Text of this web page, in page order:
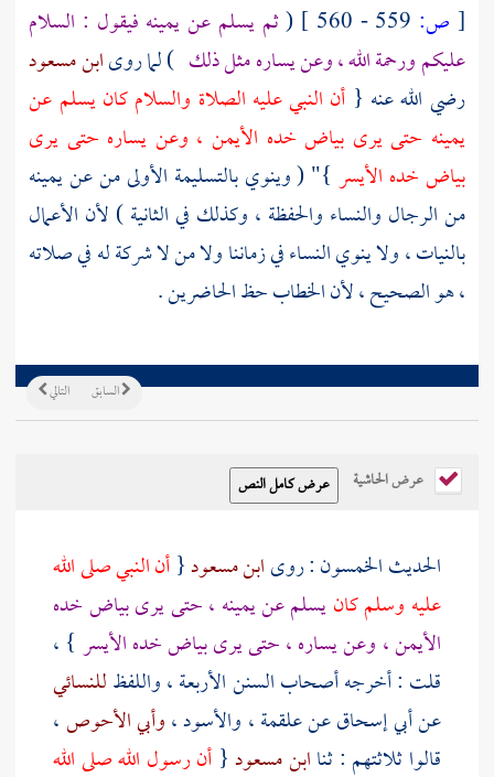
[ ص: (ثم يسلم عن يمينه فيقول : السلام
عليكم ورحمة الله ، وعن يساره مثل ذلك ) لما روىابن مسعود
رضي الله عنه { أن النبي عليه الصلاة والسلام كان يسلم عن
يمينه حتى يرى بياض خده الأيمن ، وعن يساره حتى يرى
بياض خده الأيسر }" ( وينوي بالتسليمة الأولى من عن يمينه
من الرجال والنساء والحفظة ، وكذلك في الثانية ) لأن الأعمال
بالنيات ، ولا ينوي النساء في زماننا ولا من لا شركة له في صلاته
، هو الصحيح ، لأن الخطاب حظ الحاضرين .
التالي السابق
عرض الحاشية
الحديث الخمسون : روىابن مسعود{أن النبي صلى الله
عليه وسلم كانيسلم عن يمينه ، حتى يرى بياض خده
الأيمن ، وعن يساره ، حتى يرى بياض خده الأيسر } ،
قلت : أخرجه أصحاب السنن الأربعة ، واللفظللنسائي
عنأبي إسحاقعنعلقمة، والأسود،وأبي الأحوص،
قالوا ثلاثتهم : ثناابن مسعود{ أن رسول الله صلى الله